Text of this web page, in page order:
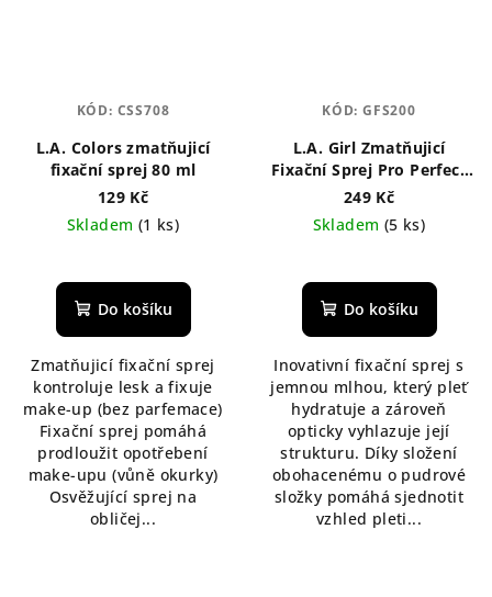
L.A. Colors zmatňujicí
fixační sprej 80 ml
129 Kč
Skladem (1 ks)
hodnocení
produktu
z
5
hvězdiček.
Do košíku
Zmatňujicí fixační sprej
kontroluje lesk a fixuje
make-up (bez parfemace)
Fixační sprej pomáhá
prodloužit opotřebení
make-upu (vůně okurky)
Osvěžující sprej na
obličej...
KÓD: CSS708
L.A. Girl Zmatňujicí
Fixační Sprej Pro Perfect
Long-Wear 105 ml
249 Kč
Skladem (5 ks)
hodnocení
produktu
z
5
hvězdiček.
Do košíku
Inovativní fixační sprej s
jemnou mlhou, který pleť
hydratuje a zároveň
opticky vyhlazuje její
strukturu. Díky složení
obohacenému o pudrové
složky pomáhá sjednotit
vzhled pleti...
KÓD:GFS200